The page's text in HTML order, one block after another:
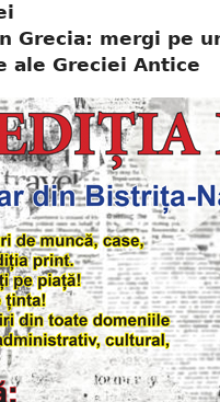
Grecia: mergi pe
ale Greciei Antice